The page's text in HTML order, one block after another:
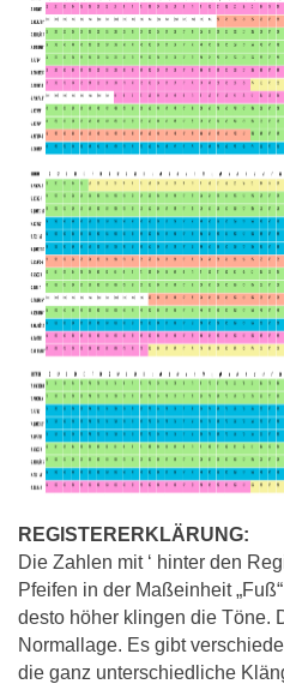
REGISTERERKLÄRUNG:
Die Zahlen mit ‘ hinter den
Pfeifen in der Maßeinheit
desto höher klingen die Töne.
Normallage. Es gibt
die ganz unterschiedliche